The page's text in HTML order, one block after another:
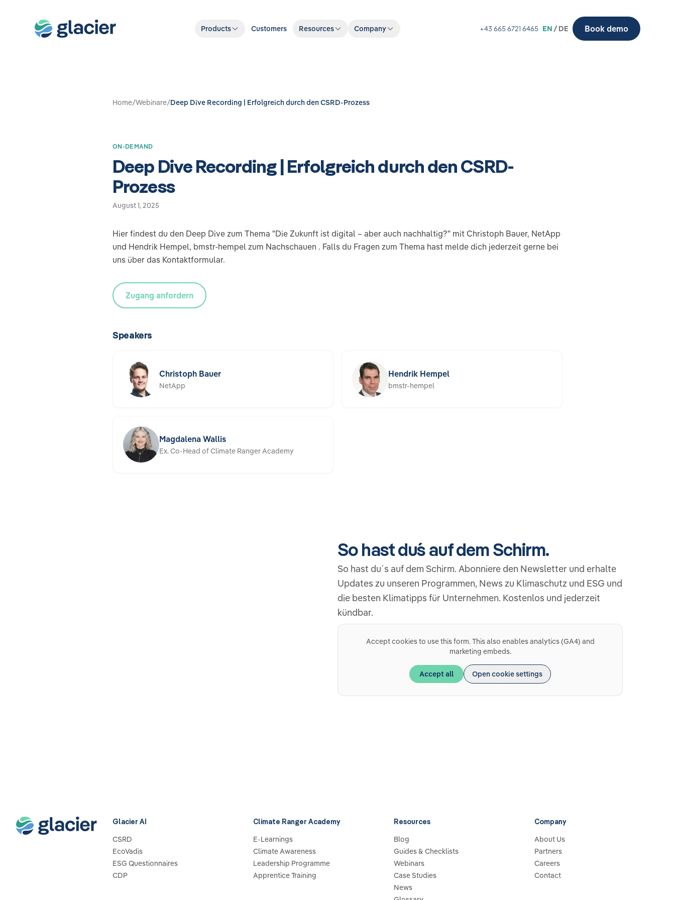
Products Customers Resources Company +43 665 6721 6465 EN / DE Book demo
Home/Webinare/Deep Dive Recording | Erfolgreich durch den CSRD-Prozess
ON-DEMAND
Deep Dive Recording | Erfolgreich durch den CSRD-
Prozess
August 1, 2025
Hier findest du den Deep Dive zum Thema "Die Zukunft ist digital – aber auch nachhaltig?" mit Christoph Bauer, NetApp
und Hendrik Hempel, bmstr-hempel zum Nachschauen . Falls du Fragen zum Thema hast melde dich jederzeit gerne bei
uns über das Kontaktformular.
Zugang anfordern
Speakers
Christoph Bauer
NetApp
Hendrik Hempel
bmstr-hempel
Magdalena Wallis
Ex. Co-Head of Climate Ranger Academy
So hast du´s auf dem Schirm.
So hast du´s auf dem Schirm. Abonniere den Newsletter und erhalte
Updates zu unseren Programmen, News zu Klimaschutz und ESG und
die besten Klimatipps für Unternehmen. Kostenlos und jederzeit
kündbar.
Accept cookies to use this form. This also enables analytics (GA4) and
marketing embeds.
Accept all Open cookie settings
Glacier AI
CSRD
EcoVadis
ESG Questionnaires
CDP
Climate Ranger Academy
E-Learnings
Climate Awareness
Leadership Programme
Apprentice Training
Resources
Blog
Guides & Checklists
Webinars
Case Studies
News
Company
About Us
Partners
Careers
Contact